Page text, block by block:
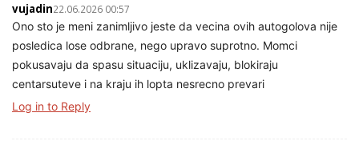
vujadin22.06.2026 00:57
Ono sto je meni zanimljivo jeste da vecina ovih autogolova nije
posledica lose odbrane, nego upravo suprotno. Momci
pokusavaju da spasu situaciju, uklizavaju, blokiraju
centarsuteve i na kraju ih lopta nesrecno prevari
Log in to Reply